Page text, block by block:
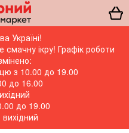
Україні!
ікру! Графік роботи
з 10.00 до 19.00
до 16.00
до 19.00